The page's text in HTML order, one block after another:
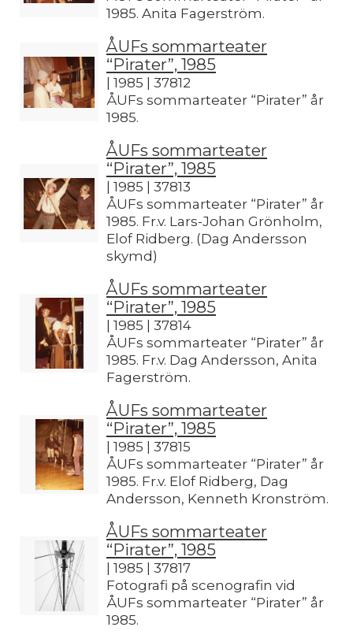
1985. Anita Fagerström.
ÅUFs sommarteater
“Pirater”, 1985
| 1985 | 37812
ÅUFs sommarteater “Pirater” år
1985.
ÅUFs sommarteater
“Pirater”, 1985
| 1985 | 37813
ÅUFs sommarteater “Pirater” år
1985. Fr.v. Lars-Johan Grönholm,
Elof Ridberg. (Dag Andersson
skymd)
ÅUFs sommarteater
“Pirater”, 1985
| 1985 | 37814
ÅUFs sommarteater “Pirater” år
1985. Fr.v. Dag Andersson, Anita
Fagerström.
ÅUFs sommarteater
“Pirater”, 1985
| 1985 | 37815
ÅUFs sommarteater “Pirater” år
1985. Fr.v. Elof Ridberg, Dag
Andersson, Kenneth Kronström.
ÅUFs sommarteater
“Pirater”, 1985
| 1985 | 37817
Fotografi på scenografin vid
ÅUFs sommarteater “Pirater” år
1985.